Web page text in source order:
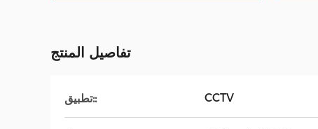
تفاصيل المنتج
تطبيق:: CCTV